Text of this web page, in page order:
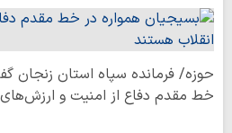
حوزه/ فرمانده سپاه استان زنجان
خط مقدم دفاع از امنیت و